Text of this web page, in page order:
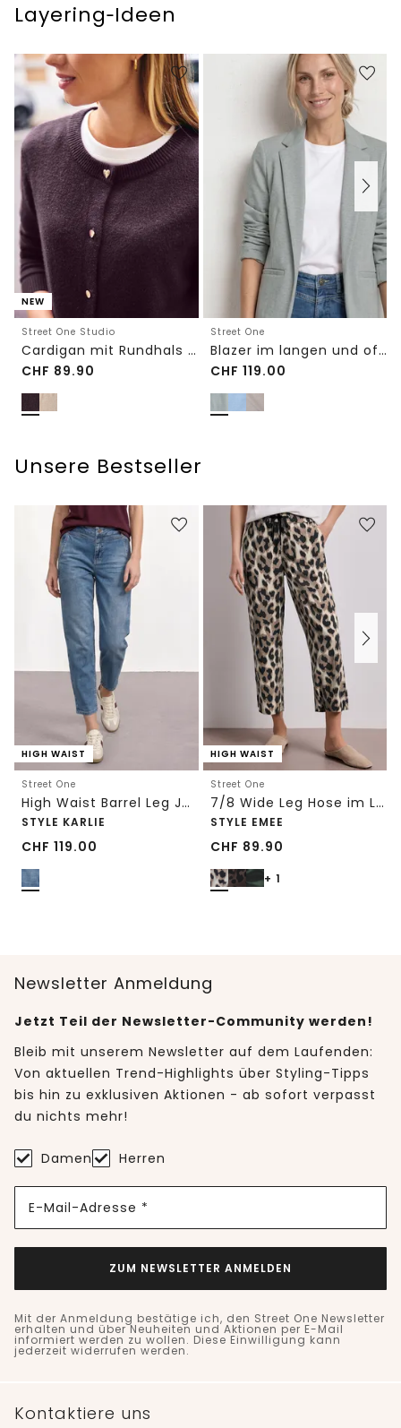
Layering‑Ideen
NEW
Street One Studio
Cardigan mit Rundhals und Knöpfen
CHF 89.90
Street One
Blazer im langen und offenen Schnitt
CHF 119.00
Unsere Bestseller
HIGH WAIST
Street One
High Waist Barrel Leg Jeans im Loose Fit
STYLE KARLIE
CHF 119.00
HIGH WAIST
Street One
7/8 Wide Leg Hose im Loose Fit mit Print
STYLE EMEE
CHF 89.90
+ 1
Newsletter Anmeldung
Jetzt Teil der Newsletter-Community werden!
Bleib mit unserem Newsletter auf dem Laufenden:
Von aktuellen Trend-Highlights über Styling-Tipps
bis hin zu exklusiven Aktionen - ab sofort verpasst
du nichts mehr!
Damen Herren
E-Mail-Adresse *
ZUM NEWSLETTER ANMELDEN
Mit der Anmeldung bestätige ich, den Street One Newsletter
erhalten und über Neuheiten und Aktionen per E-Mail
informiert werden zu wollen. Diese Einwilligung kann
jederzeit widerrufen werden.
Kontaktiere uns